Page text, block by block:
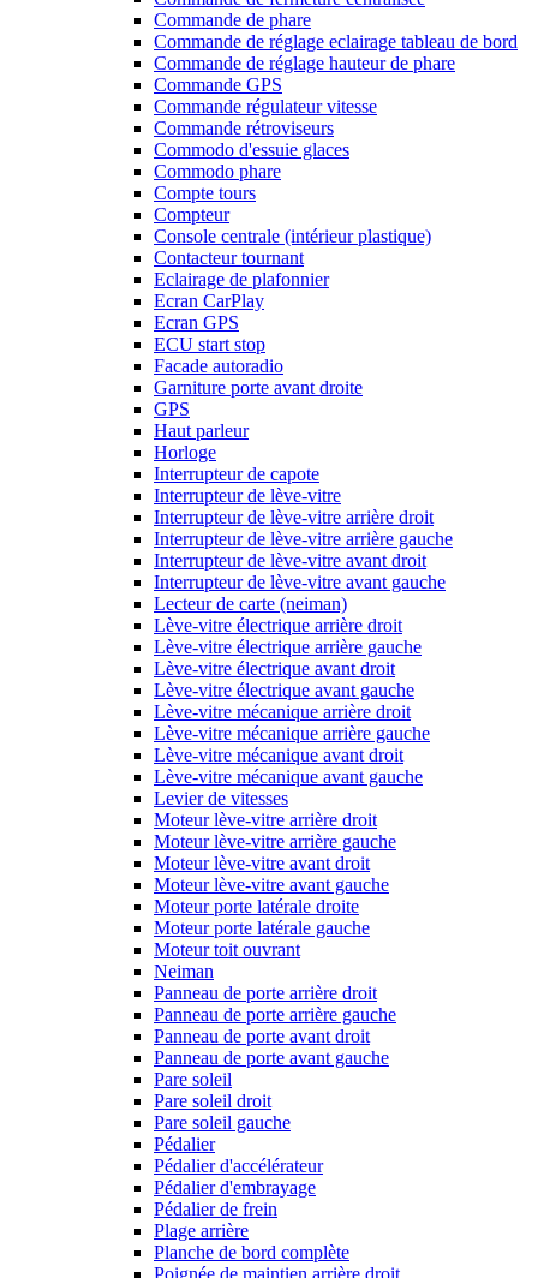
Commande de phare
Commande de réglage eclairage tableau de bord
Commande de réglage hauteur de phare
Commande GPS
Commande régulateur vitesse
Commande rétroviseurs
Commodo d'essuie glaces
Commodo phare
Compte tours
Compteur
Console centrale (intérieur plastique)
Contacteur tournant
Eclairage de plafonnier
Ecran CarPlay
Ecran GPS
ECU start stop
Facade autoradio
Garniture porte avant droite
GPS
Haut parleur
Horloge
Interrupteur de capote
Interrupteur de lève-vitre
Interrupteur de lève-vitre arrière droit
Interrupteur de lève-vitre arrière gauche
Interrupteur de lève-vitre avant droit
Interrupteur de lève-vitre avant gauche
Lecteur de carte (neiman)
Lève-vitre électrique arrière droit
Lève-vitre électrique arrière gauche
Lève-vitre électrique avant droit
Lève-vitre électrique avant gauche
Lève-vitre mécanique arrière droit
Lève-vitre mécanique arrière gauche
Lève-vitre mécanique avant droit
Lève-vitre mécanique avant gauche
Levier de vitesses
Moteur lève-vitre arrière droit
Moteur lève-vitre arrière gauche
Moteur lève-vitre avant droit
Moteur lève-vitre avant gauche
Moteur porte latérale droite
Moteur porte latérale gauche
Moteur toit ouvrant
Neiman
Panneau de porte arrière droit
Panneau de porte arrière gauche
Panneau de porte avant droit
Panneau de porte avant gauche
Pare soleil
Pare soleil droit
Pare soleil gauche
Pédalier
Pédalier d'accélérateur
Pédalier d'embrayage
Pédalier de frein
Plage arrière
Planche de bord complète
Poignée de maintien arrière droit